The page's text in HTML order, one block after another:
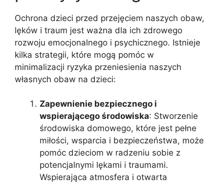
Ochrona dzieci przed przejęciem naszych obaw,
lęków i traum jest ważna dla ich zdrowego
rozwoju emocjonalnego i psychicznego. Istnieje
kilka strategii, które mogą pomóc w
minimalizacji ryzyka przeniesienia naszych
własnych obaw na dzieci:
Zapewnienie bezpiecznego i
wspierającego środowiska: Stworzenie
środowiska domowego, które jest pełne
miłości, wsparcia i bezpieczeństwa, może
pomóc dzieciom w radzeniu sobie z
potencjalnymi lękami i traumami.
Wspierająca atmosfera i otwarta